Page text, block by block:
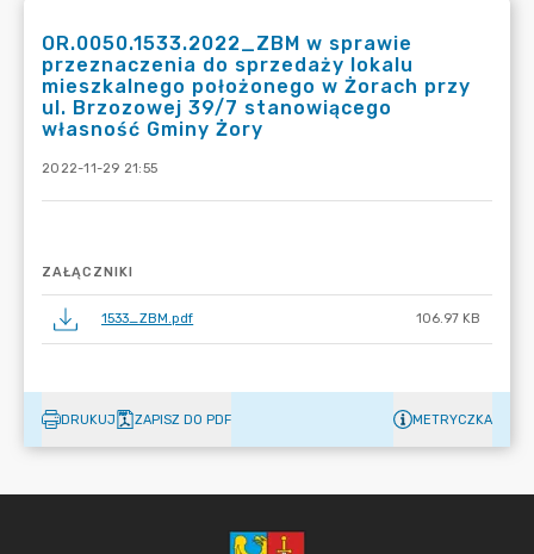
OR.0050.1533.2022_ZBM w sprawie
przeznaczenia do sprzedaży lokalu
mieszkalnego położonego w Żorach przy
ul. Brzozowej 39/7 stanowiącego
własność Gminy Żory
2022-11-29 21:55
ZAŁĄCZNIKI
1533_ZBM.pdf 106.97 KB
DRUKUJ ZAPISZ DO PDF METRYCZKA